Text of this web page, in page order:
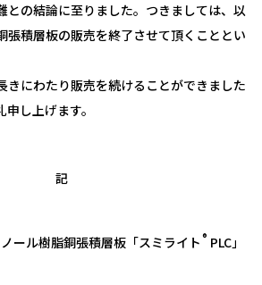
との結論に至りました。つきましては、以
張積層板の販売を終了させて頂くこととい
きにわたり販売を続けることができました
し上げます。
記
ール樹脂銅張積層板「スミライト ® PLC」